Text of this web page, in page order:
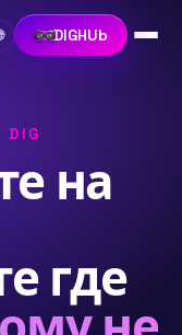
DIGHUb
на
где